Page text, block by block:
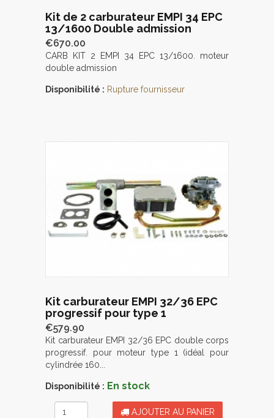
Kit de 2 carburateur EMPI 34 EPC
13/1600 Double admission
€670.00
CARB KIT 2 EMPI 34 EPC 13/1600. moteur
double admission
Disponibilité : Rupture fournisseur
Kit carburateur EMPI 32/36 EPC
progressif pour type 1
€579.90
Kit carburateur EMPI 32/36 EPC double corps
progressif. pour moteur type 1 (idéal pour
cylindrée 160...
Disponibilité : En stock
AJOUTER AU PANIER